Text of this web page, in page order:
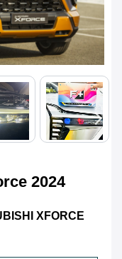
2024
XFORCE